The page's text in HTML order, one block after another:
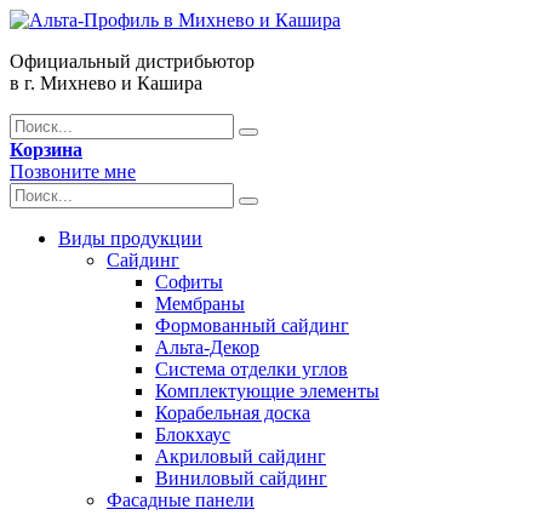
Официальный дистрибьютор
в г. Михнево и Кашира
Корзина
Позвоните мне
Виды продукции
Сайдинг
Софиты
Мембраны
Формованный сайдинг
Альта-Декор
Система отделки углов
Комплектующие элементы
Корабельная доска
Блокхаус
Акриловый сайдинг
Виниловый сайдинг
Фасадные панели